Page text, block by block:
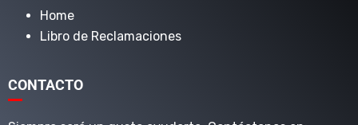
Home
Libro de Reclamaciones
CONTACTO